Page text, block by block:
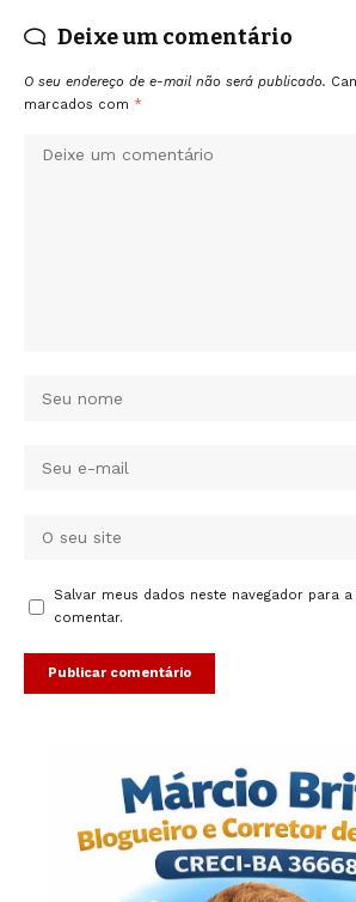
Deixe um comentário
O seu endereço de e-mail não será publicado.
marcados com *
Salvar meus dados neste navegador para
comentar.